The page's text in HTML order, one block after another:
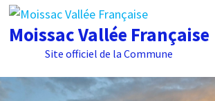
Passer
au
contenu
Moissac Vallée Française
Site officiel de la Commune